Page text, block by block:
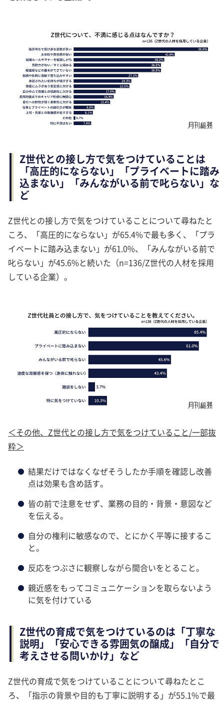
Z世代との接し方で気をつけていることは
「高圧的にならない」「プライベートに踏み
込まない」「みんながいる前で叱らない」な
ど
Z世代との接し方で気をつけていることについて尋ねたと
ころ、「高圧的にならない」が65.4%で最も多く、「プラ
イベートに踏み込まない」が61.0%、「みんながいる前で
叱らない」が45.6%と続いた（n=136/Z世代の人材を採用
している企業）。
＜その他、Z世代との接し方で気をつけていること/一部抜
粋＞
結果だけではなくなぜそうしたか手順を確認し改善
点は効果も含め話す。
皆の前で注意をせず、業務の目的・背景・意図など
を伝える。
自分の権利に敏感なので、とにかく平等に接するこ
と。
反応をつぶさに観察しながら間合いをとること。
親近感をもってコミュニケーションを取らないよう
に気を付けている
Z世代の育成で気をつけているのは「丁寧な
説明」「安心できる雰囲気の醸成」「自分で
考えさせる問いかけ」など
Z世代の育成で気をつけていることについて尋ねたとこ
ろ、「指示の背景や目的も丁寧に説明する」が55.1%で最